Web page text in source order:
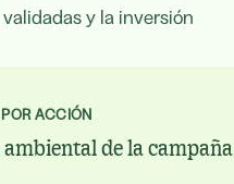
validadas y la inversión
ACCIÓN
de la campaña